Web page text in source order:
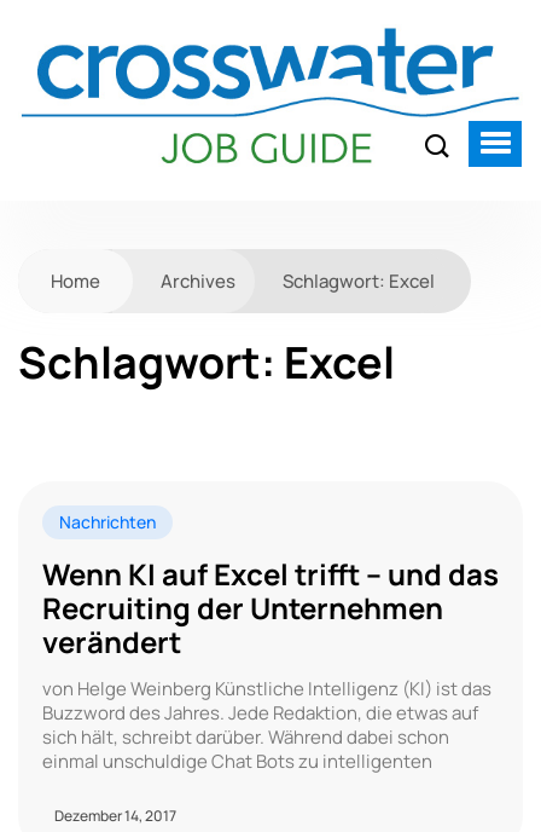
Home Archives Schlagwort: Excel
Schlagwort: Excel
Nachrichten
Wenn KI auf Excel trifft – und das
Recruiting der Unternehmen
verändert
von Helge Weinberg Künstliche Intelligenz (KI) ist das
Buzzword des Jahres. Jede Redaktion, die etwas auf
sich hält, schreibt darüber. Während dabei schon
einmal unschuldige Chat Bots zu intelligenten
Dezember 14, 2017